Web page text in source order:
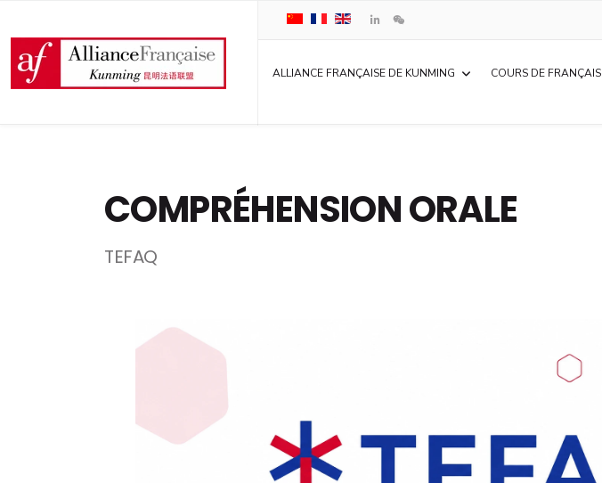
ALLIANCE FRANÇAISE DE KUNMING COURS DE FRANÇAIS
COMPRÉHENSION ORALE
TEFAQ